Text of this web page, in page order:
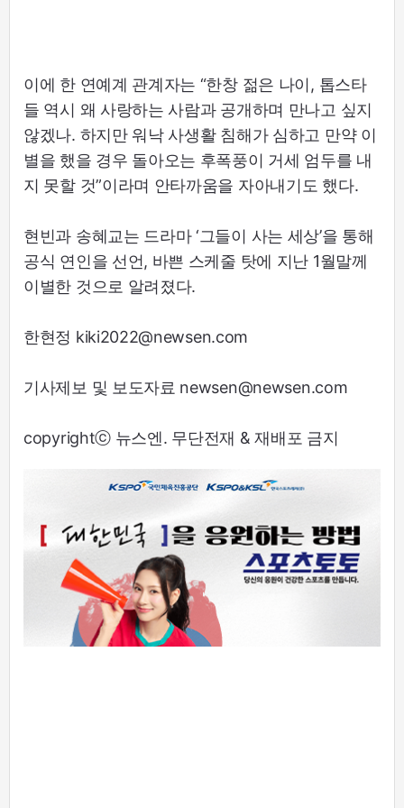
이에 한 연예계 관계자는 “한창 젊은 나이, 톱스타
들 역시 왜 사랑하는 사람과 공개하며 만나고 싶지
않겠나. 하지만 워낙 사생활 침해가 심하고 만약 이
별을 했을 경우 돌아오는 후폭풍이 거세 엄두를 내
지 못할 것”이라며 안타까움을 자아내기도 했다.
현빈과 송혜교는 드라마 ‘그들이 사는 세상’을 통해
공식 연인을 선언, 바쁜 스케줄 탓에 지난 1월말께
이별한 것으로 알려졌다.
한현정 kiki2022@newsen.com
기사제보 및 보도자료 newsen@newsen.com
copyrightⓒ 뉴스엔. 무단전재 & 재배포 금지